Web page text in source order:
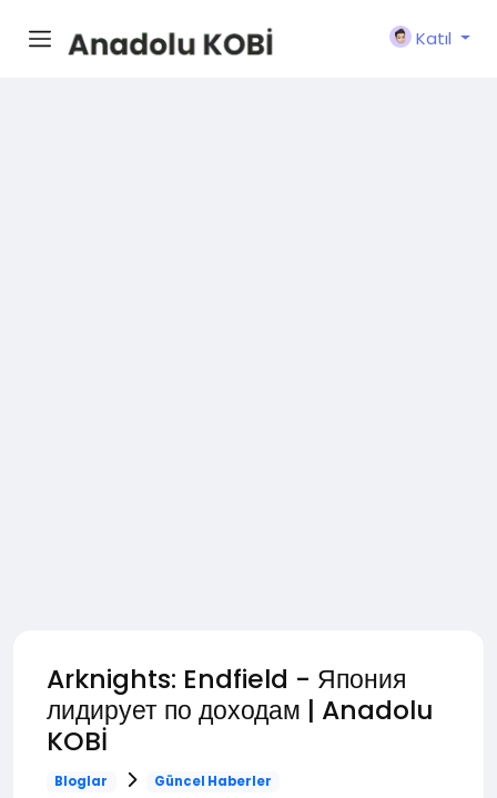
Katıl
Arknights: Endfield - Япония
лидирует по доходам | Anadolu
KOBİ
Bloglar Güncel Haberler